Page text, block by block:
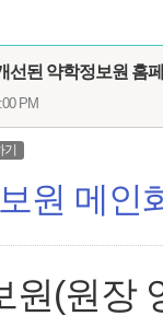
선된 약학정보원 홈
PM
원 메인
원(원장